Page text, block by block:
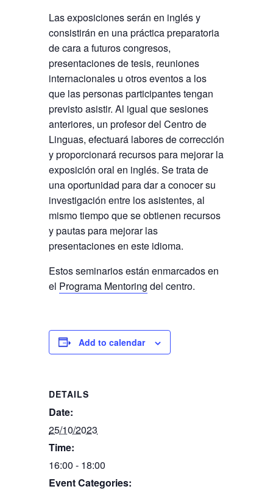
Las exposiciones serán en inglés y
consistirán en una práctica preparatoria
de cara a futuros congresos,
presentaciones de tesis, reuniones
internacionales u otros eventos a los
que las personas participantes tengan
previsto asistir. Al igual que sesiones
anteriores, un profesor del Centro de
Linguas, efectuará labores de corrección
y proporcionará recursos para mejorar la
exposición oral en inglés. Se trata de
una oportunidad para dar a conocer su
investigación entre los asistentes, al
mismo tiempo que se obtienen recursos
y pautas para mejorar las
presentaciones en este idioma.
Estos seminarios están enmarcados en
el Programa Mentoring del centro.
Add to calendar
DETAILS
Date:
25/10/2023
Time:
16:00 - 18:00
Event Categories: